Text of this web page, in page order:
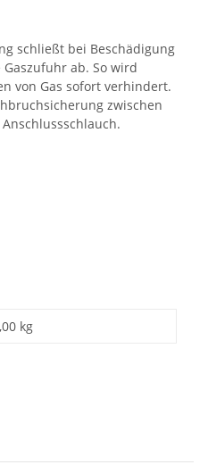
schließt bei Beschädigung
ab. So wird
von Gas sofort verhindert.
zwischen
kg